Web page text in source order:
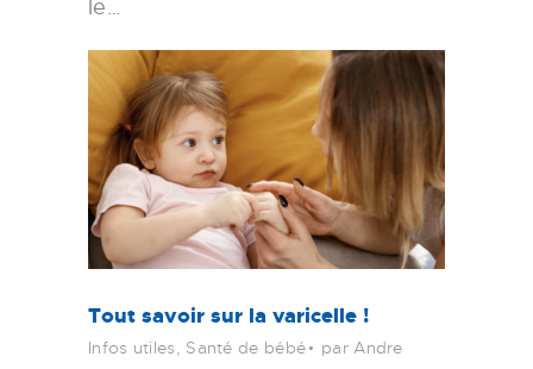
le…
Tout savoir sur la varicelle !
Infos utiles Santé de bébé par Andre